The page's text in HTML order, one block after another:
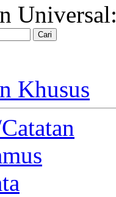
Universal:
Khusus